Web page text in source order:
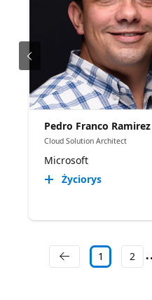
Pedro Franco Ramirez
Cloud Solution Architect
Microsoft
Życiorys
1 2